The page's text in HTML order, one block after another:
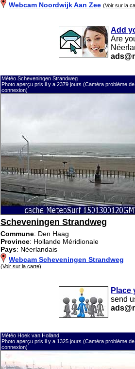
Webcam Noordwijk Aan Zee (Voir sur la
Add
Are
Météo Scheveningen Strandweg
Photo aperçu pris il y a 2379 jours (Caméra problème de
connexion)
Scheveningen Strandweg
Commune: Den Haag
Province: Hollande Méridionale
Pays: Néerlandais
Webcam Scheveningen Strandweg
(Voir sur la carte)
Place
send
Météo Hoek van Holland
Photo aperçu pris il y a 1325 jours (Caméra problème de
connexion)